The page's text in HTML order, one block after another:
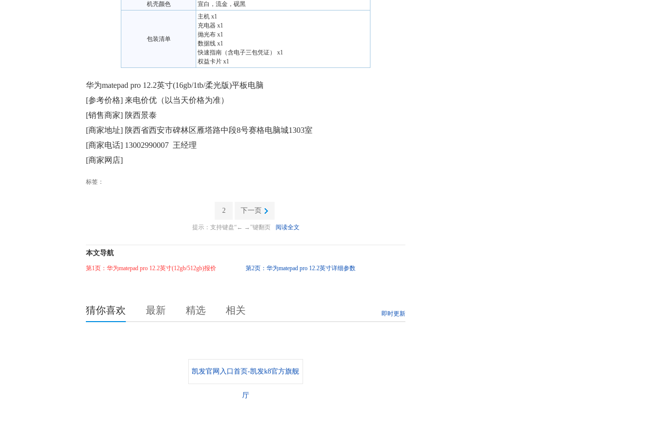
机壳颜色
宣白，流金，砚黑
包装清单
主机 x1
充电器 x1
抛光布 x1
数据线 x1
快速指南（含电子三包凭证） x1
权益卡片 x1
华为matepad pro 12.2英寸(16gb/1tb/柔光版)平板电脑
[参考价格] 来电价优（以当天价格为准）
[销售商家] 陕西景泰
[商家地址] 陕西省西安市碑林区雁塔路中段8号赛格电脑城1303室
[商家电话] 13002990007 王经理
[商家网店]
标签：
2 下一页
提示：支持键盘“← →”键翻页 阅读全文
本文导航
第1页：华为matepad pro 12.2英寸(12gb/512gb)报价 第2页：华为matepad pro 12.2英寸详细参数
猜你喜欢 最新 精选 相关 即时更新
凯发官网入口首页-凯发k8官方旗舰
厅